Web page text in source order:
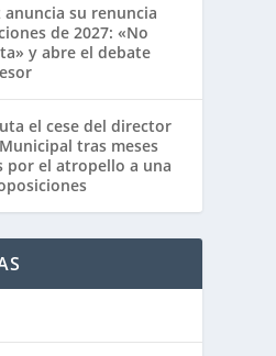
anuncia su renuncia
de 2027: «No
y abre el debate
el cese del director
tras meses
por el atropello a una